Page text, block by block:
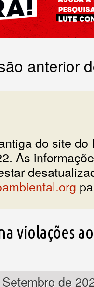
anterior
do site do
As
violações
de